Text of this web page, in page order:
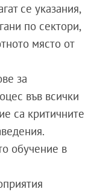
се указания,
по сектори,
място от
за
във всички
са критичните
обучение в